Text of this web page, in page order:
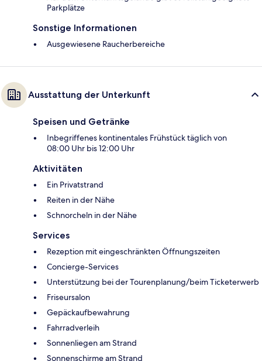
Parkplätze
Sonstige Informationen
Ausgewiesene Raucherbereiche
Ausstattung der Unterkunft
Speisen und Getränke
Inbegriffenes kontinentales Frühstück täglich von
08:00 Uhr bis 12:00 Uhr
Aktivitäten
Ein Privatstrand
Reiten in der Nähe
Schnorcheln in der Nähe
Services
Rezeption mit eingeschränkten Öffnungszeiten
Concierge-Services
Unterstützung bei der Tourenplanung/beim Ticketerwerb
Friseursalon
Gepäckaufbewahrung
Fahrradverleih
Sonnenliegen am Strand
Sonnenschirme am Strand